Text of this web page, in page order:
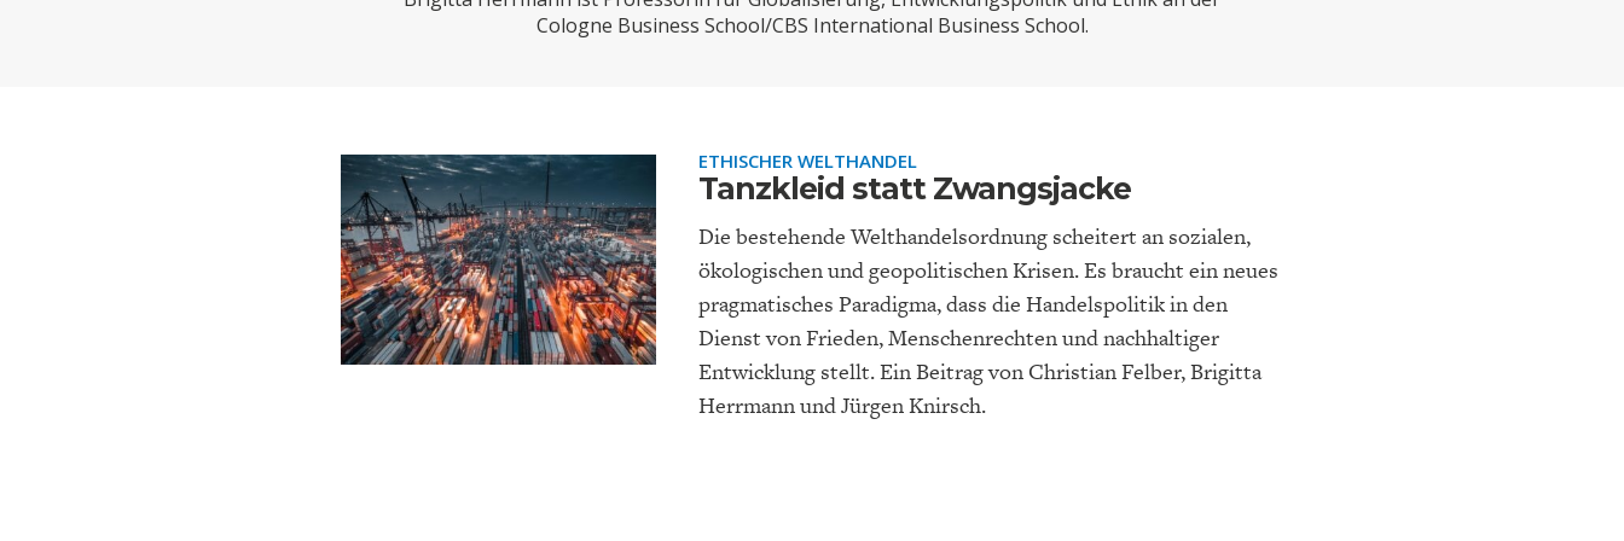
SUCHE
UNGLEICHHEIT UND
FACHKRÄFTEMANGEL
DAS DEUTSCHE
GESUNDHEITSWESEN
DIE NÄCHSTE STUFE DER
EUROPA FINANZMÄRKTE GELDPOLITIK GESELLSCHAFT
Cologne Business School/CBS International Business School.
ETHISCHER WELTHANDEL
Tanzkleid statt Zwangsjacke
Die bestehende Welthandelsordnung scheitert an sozialen,
ökologischen und geopolitischen Krisen. Es braucht ein neues
pragmatisches Paradigma, dass die Handelspolitik in den
Dienst von Frieden, Menschenrechten und nachhaltiger
Entwicklung stellt. Ein Beitrag von Christian Felber, Brigitta
Herrmann und Jürgen Knirsch.